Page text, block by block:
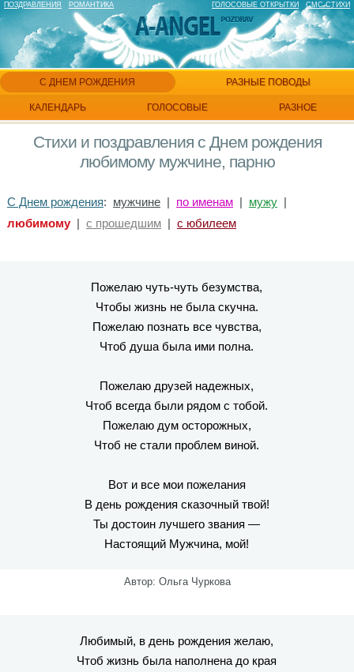
ПОЗДРАВЛЕНИЯ РОМАНТИКА ГОЛОСОВЫЕ ОТКРЫТКИ СМС СТИХИ
С ДНЕМ РОЖДЕНИЯ РАЗНЫЕ ПОВОДЫ
ГОЛОСОВЫЕ
КАЛЕНДАРЬ РАЗНОЕ
Стихи и поздравления с Днем рождения
любимому мужчине, парню
С Днем рождения: мужчине| по именам| мужу|
любимому| с прошедшим| с юбилеем
Пожелаю чуть-чуть безумства,
Чтобы жизнь не была скучна.
Пожелаю познать все чувства,
Чтоб душа была ими полна.
Пожелаю друзей надежных,
Чтоб всегда были рядом с тобой.
Пожелаю дум осторожных,
Чтоб не стали проблем виной.
Вот и все мои пожелания
В день рождения сказочный твой!
Ты достоин лучшего звания —
Настоящий Мужчина, мой!
Автор: Ольга Чуркова
Любимый, в день рождения желаю,
Чтоб жизнь была наполнена до края